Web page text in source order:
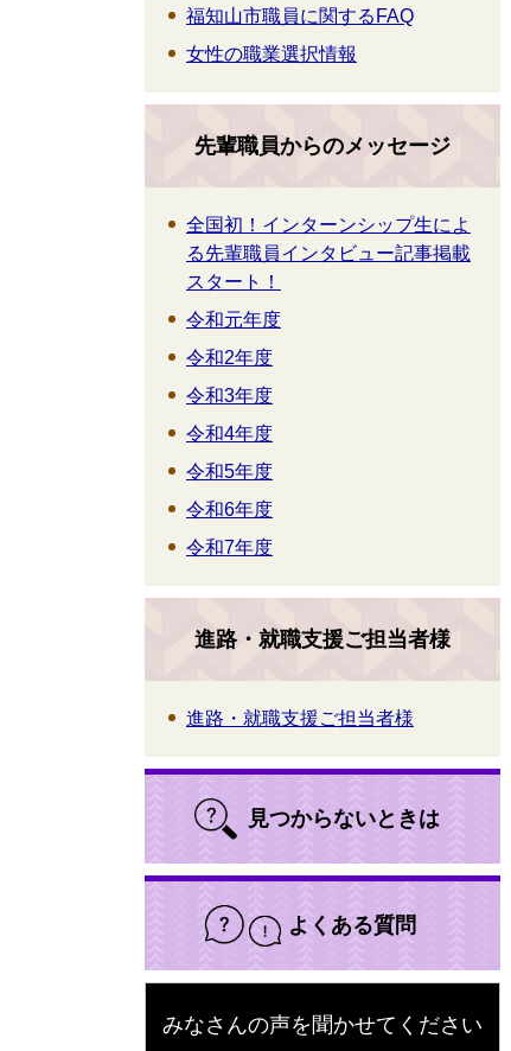
福知山市職員に関するFAQ
女性の職業選択情報
先輩職員からのメッセージ
全国初！インターンシップ生によ
る先輩職員インタビュー記事掲載
スタート！
令和元年度
令和2年度
令和3年度
令和4年度
令和5年度
令和6年度
令和7年度
進路・就職支援ご担当者様
進路・就職支援ご担当者様
見つからないときは
よくある質問
みなさんの声を聞かせてください